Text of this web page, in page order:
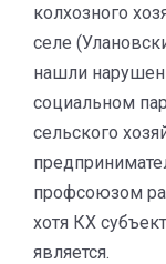
колхозного
селе
нашли
социальном
сельского
профсоюзом
хотя КХ
является.